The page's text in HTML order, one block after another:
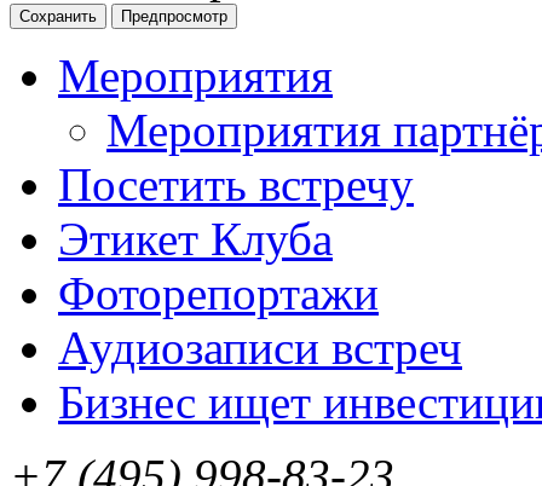
Мероприятия
Мероприятия
Посетить встречу
Этикет Клуба
Фоторепортажи
Аудиозаписи встреч
Бизнес ищет